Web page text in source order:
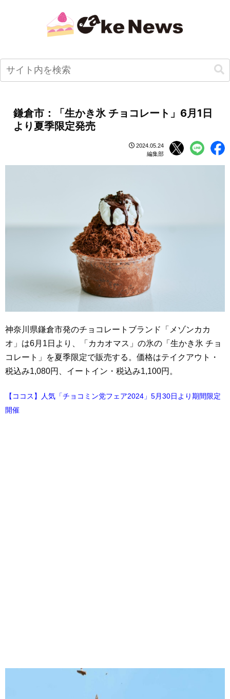
鎌倉市：「生かき氷 チョコレート」6月1日
より夏季限定発売
2024.05.24
編集部
神奈川県鎌倉市発のチョコレートブランド「メゾンカカ
オ」は6月1日より、「カカオマス」の氷の「生かき氷 チョ
コレート」を夏季限定で販売する。価格はテイクアウト・
税込み1,080円、イートイン・税込み1,100円。
【ココス】人気「チョコミン党フェア2024」5月30日より期間限定
開催